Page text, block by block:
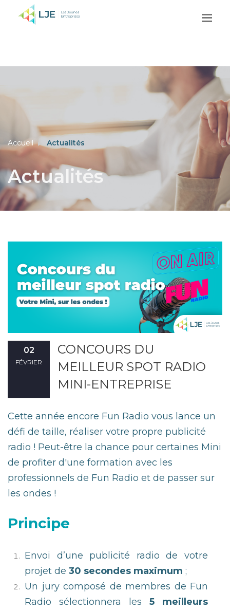
Accueil Actualités
Actualités
02
FÉVRIER
CONCOURS DU
MEILLEUR SPOT RADIO
MINI-ENTREPRISE
Cette année encore Fun Radio vous lance un
défi de taille, réaliser votre propre publicité
radio ! Peut-être la chance pour certaines Mini
de profiter d'une formation avec les
professionnels de Fun Radio et de passer sur
les ondes !
Principe
Envoi d’une publicité radio de votre
projet de 30 secondes maximum ;
Un jury composé de membres de Fun
Radio sélectionnera les 5 meilleurs